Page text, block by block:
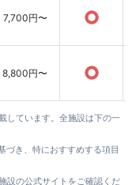
7,700円〜 ○
8,800円〜 ○
しています。全施設は下の一
づき、特におすすめする項目
設の公式サイトをご確認くだ